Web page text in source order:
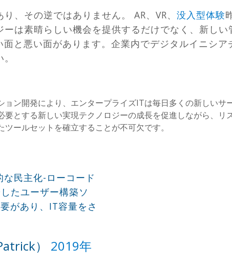
、その逆ではありません。 AR、VR、 没入型体験
は素晴らしい機会を提供するだけでなく、新しい
と悪い面があります。企業内でデジタルイニシア
ン開発により、エンタープライズITは毎日多くの新しいサ
とする新しい実現テクノロジーの成長を促進しながら、リ
ールセットを確立することが不可欠です。
な民主化-ローコード
たユーザー構築ソ
があり、IT容量をさ
） 2019年